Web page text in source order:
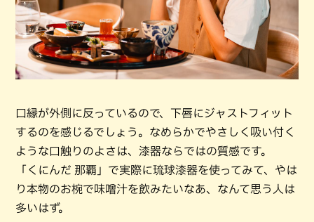
口縁が外側に反っているので、下唇にジャストフィット
するのを感じるでしょう。なめらかでやさしく吸い付く
ような口触りのよさは、漆器ならではの質感です。
「くにんだ 那覇」で実際に琉球漆器を使ってみて、やは
り本物のお椀で味噌汁を飲みたいなあ、なんて思う人は
多いはず。